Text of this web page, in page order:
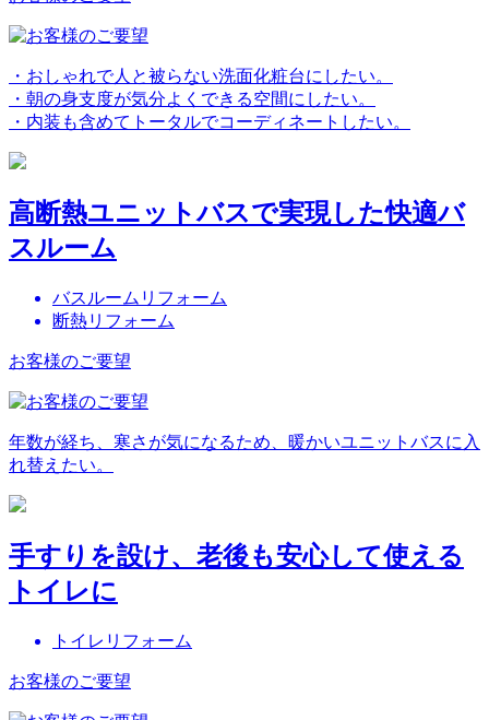
・おしゃれで人と被らない洗面化粧台にしたい。
・朝の身支度が気分よくできる空間にしたい。
・内装も含めてトータルでコーディネートしたい。
高断熱ユニットバスで実現した快適バ
スルーム
バスルームリフォーム
断熱リフォーム
お客様のご要望
年数が経ち、寒さが気になるため、暖かいユニットバスに入
れ替えたい。
手すりを設け、老後も安心して使える
トイレに
トイレリフォーム
お客様のご要望